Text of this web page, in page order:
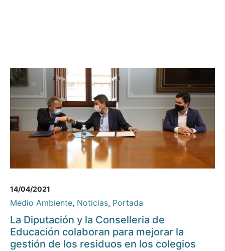
14/04/2021
Medio Ambiente, Noticias, Portada
La Diputación y la Conselleria de
Educación colaboran para mejorar la
gestión de los residuos en los colegios